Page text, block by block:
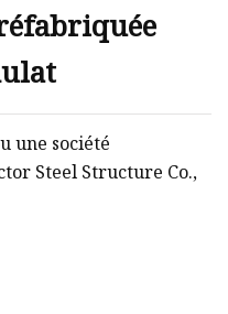
une société
Steel Structure Co.,